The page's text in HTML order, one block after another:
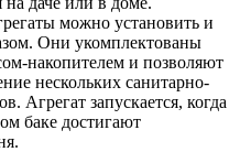
можно установить и
Они укомплектованы
накопителем и позволяют
нескольких санитарно-
Агрегат запускается, когда
баке достигают